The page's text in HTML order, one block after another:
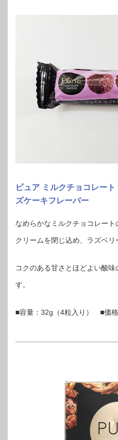
ピュア ミルクチョコレー
ズケーキフレーバー
なめらかなミルクチョコレー
クリームを閉じ込め、ラズベリ
コクのある甘さとほどよい酸
す。
■容量：32g（4粒入り） ■価